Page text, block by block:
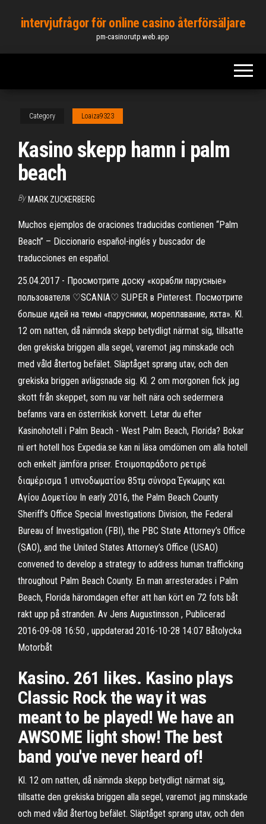
content
intervjufrågor för online casino återförsäljare
pm-casinorutp.web.app
Category Loaiza9323
Kasino skepp hamn i palm
beach
By MARK ZUCKERBERG
Muchos ejemplos de oraciones traducidas contienen “Palm
Beach” – Diccionario español-inglés y buscador de
traducciones en español.
25.04.2017 - Просмотрите доску «корабли парусные»
пользователя ♡SCANIA♡ SUPER в Pinterest. Посмотрите
больше идей на темы «парусники, мореплавание, яхта». Kl.
12 om natten, då nämnda skepp betydligt närmat sig, tillsatte
den grekiska briggen alla segel, varemot jag minskade och
med våld återtog befälet. Släptåget sprang utav, och den
grekiska briggen avlägsnade sig. Kl. 2 om morgonen fick jag
skott från skeppet, som nu var helt nära och sedermera
befanns vara en österrikisk korvett. Letar du efter
Kasinohotell i Palm Beach - West Palm Beach, Florida? Bokar
ni ert hotell hos Expedia.se kan ni läsa omdömen om alla hotell
och enkelt jämföra priser. Ετοιμοπαράδοτο ρετιρέ
διαμέρισμα 1 υπνοδωματίου 85τμ σύνορα Έγκωμης και
Αγίου Δομετίου In early 2016, the Palm Beach County
Sheriff’s Office Special Investigations Division, the Federal
Bureau of Investigation (FBI), the PBC State Attorney’s Office
(SAO), and the United States Attorney’s Office (USAO)
convened to develop a strategy to address human trafficking
throughout Palm Beach County. En man arresterades i Palm
Beach, Florida häromdagen efter att han kört en 72 fots båt
rakt upp på stranden. Av Jens Augustinsson , Publicerad
2016-09-08 16:50 , uppdaterad 2016-10-28 14:07 Båtolycka
Motorbåt
Kasino. 261 likes. Kasino plays
Classic Rock the way it was
meant to be played! We have an
AWSOME light show! The best
band you've never heard of!
Kl. 12 om natten, då nämnda skepp betydligt närmat sig,
tillsatte den grekiska briggen alla segel, varemot jag minskade
och med våld återtog befälet. Släptåget sprang utav, och den